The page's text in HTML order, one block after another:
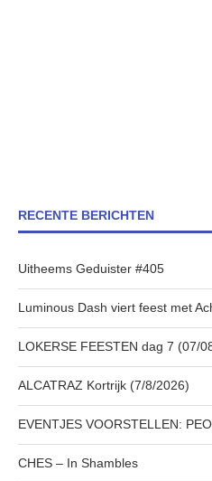
RECENTE BERICHTEN
Uitheems Geduister #405
Luminous Dash viert feest met
LOKERSE FEESTEN dag 7 (07/
ALCATRAZ Kortrijk (7/8/2026)
EVENTJES VOORSTELLEN:
CHES – In Shambles